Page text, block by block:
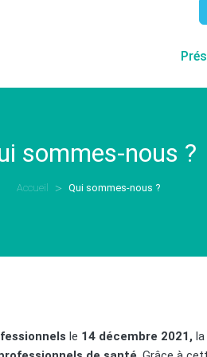
sommes-nous ?
Accueil Qui sommes-nous ?
le 14 décembre 2021, la